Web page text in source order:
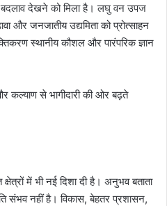
बदलाव देखने को मिला है। लघु वन उपज
और जनजातीय उद्यमिता को प्रोत्साहन
स्थानीय कौशल और पारंपरिक ज्ञान
कल्याण से भागीदारी की ओर बढ़ते
में भी नई दिशा दी है। अनुभव बताता
संभव नहीं है। विकास, बेहतर प्रशासन,